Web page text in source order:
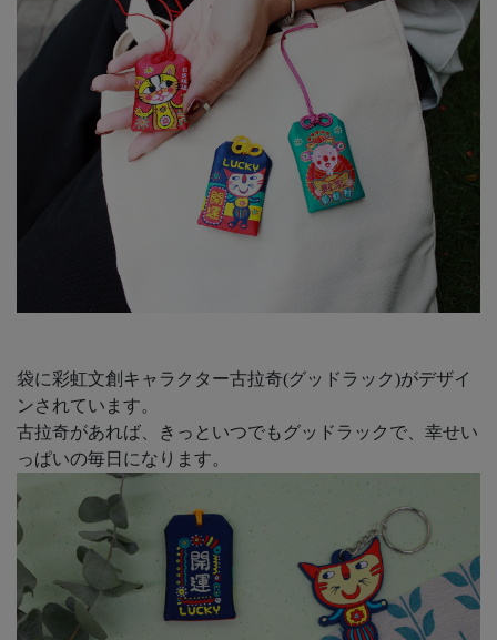
袋に彩虹文創キャラクター古拉奇(グッドラック)がデザイ
ンされています。
古拉奇があれば、きっといつでもグッドラックで、幸せい
っぱいの毎日になります。